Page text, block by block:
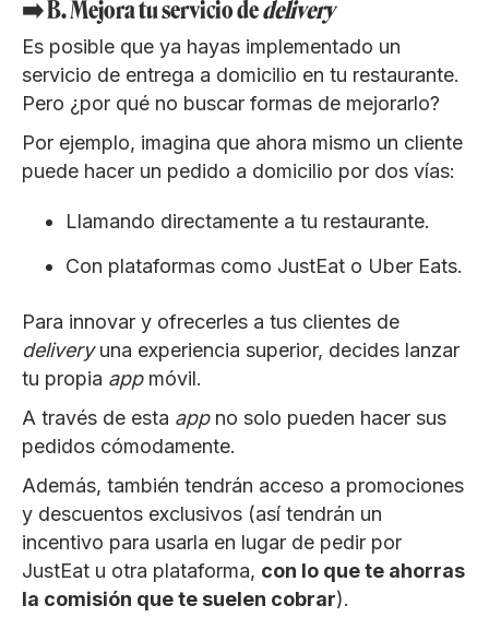
➡️ B. Mejora tu servicio dedelivery
Es posible que ya hayas implementado un
servicio de entrega a domicilio en tu restaurante.
Pero ¿por qué no buscar formas de mejorarlo?
Por ejemplo, imagina que ahora mismo un cliente
puede hacer un pedido a domicilio por dos vías:
Llamando directamente a tu restaurante.
Con plataformas como JustEat o Uber Eats.
Para innovar y ofrecerles a tus clientes de
deliveryuna experiencia superior, decides lanzar
tu propia appmóvil.
A través de esta appno solo pueden hacer sus
pedidos cómodamente.
Además, también tendrán acceso a promociones
y descuentos exclusivos (así tendrán un
incentivo para usarla en lugar de pedir por
JustEat u otra plataforma, con lo que te ahorras
la comisión que te suelen cobrar).